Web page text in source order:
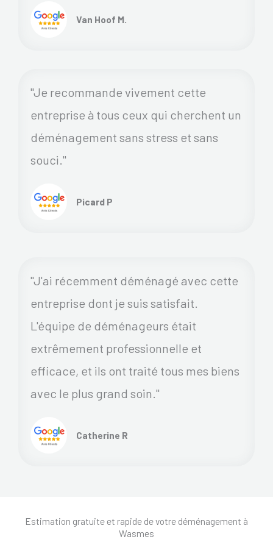
Van Hoof M.
"Je recommande vivement cette
entreprise à tous ceux qui cherchent un
déménagement sans stress et sans
souci."
Picard P
"J'ai récemment déménagé avec cette
entreprise dont je suis satisfait.
L'équipe de déménageurs était
extrêmement professionnelle et
efficace, et ils ont traité tous mes biens
avec le plus grand soin."
Catherine R
Estimation gratuite et rapide de votre déménagement à
Wasmes